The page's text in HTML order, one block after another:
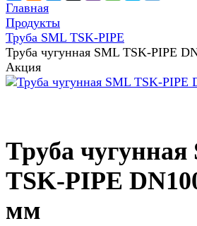
Главная
Продукты
Труба SML TSK-PIPE
Труба чугунная SML TSK-PIPE
Акция
Труба чугунная
TSK-PIPE
мм